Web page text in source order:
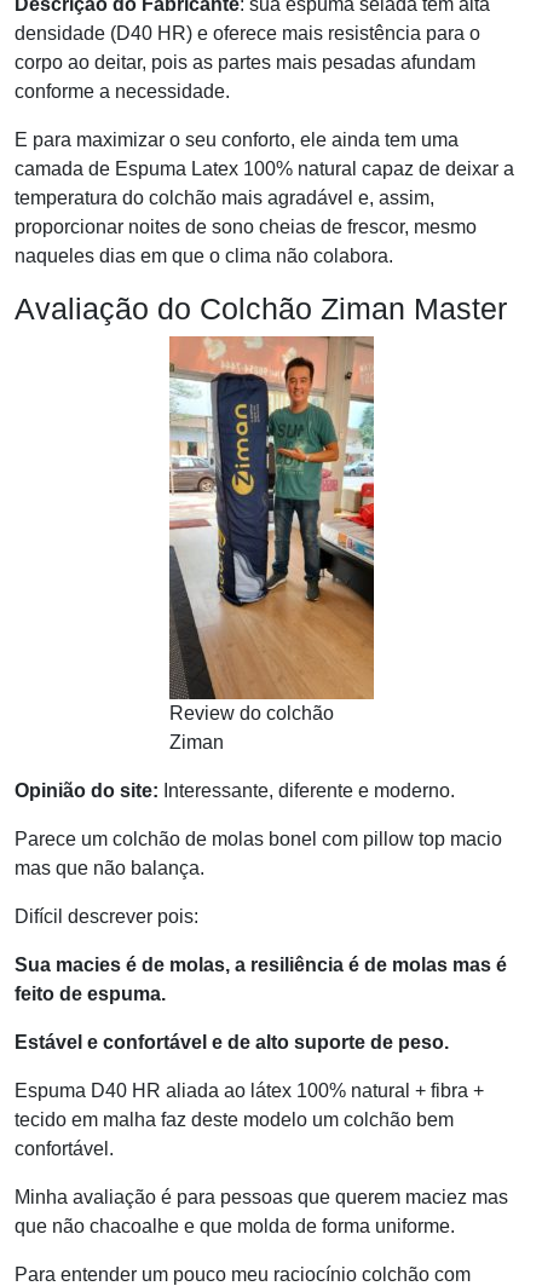
Descrição do Fabricante: sua espuma selada tem alta
densidade (D40 HR) e oferece mais resistência para o
corpo ao deitar, pois as partes mais pesadas afundam
conforme a necessidade.
E para maximizar o seu conforto, ele ainda tem uma
camada de Espuma Latex 100% natural capaz de deixar a
temperatura do colchão mais agradável e, assim,
proporcionar noites de sono cheias de frescor, mesmo
naqueles dias em que o clima não colabora.
Avaliação do Colchão Ziman Master
Review do colchão
Ziman
Opinião do site: Interessante, diferente e moderno.
Parece um colchão de molas bonel com pillow top macio
mas que não balança.
Difícil descrever pois:
Sua macies é de molas, a resiliência é de molas mas é
feito de espuma.
Estável e confortável e de alto suporte de peso.
Espuma D40 HR aliada ao látex 100% natural + fibra +
tecido em malha faz deste modelo um colchão bem
confortável.
Minha avaliação é para pessoas que querem maciez mas
que não chacoalhe e que molda de forma uniforme.
Para entender um pouco meu raciocínio colchão com